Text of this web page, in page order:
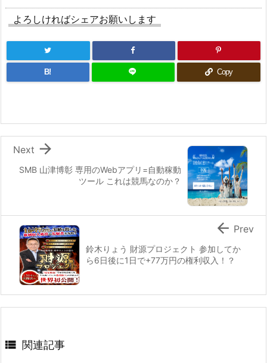
よろしければシェアお願いします
B! Copy
SMB 山津博彰 専用のWebアプリ=自動稼動
ツール これは競馬なのか？

Next
鈴木りょう 財源プロジェクト 参加してか
ら6日後に1日で+77万円の権利収入！？
 Prev
 関連記事